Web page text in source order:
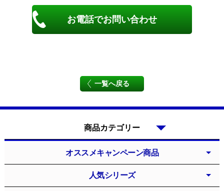
お電話でお問い合わせ
一覧へ戻る
オススメキャンペーン商品
人気シリーズ
商品カテゴリー